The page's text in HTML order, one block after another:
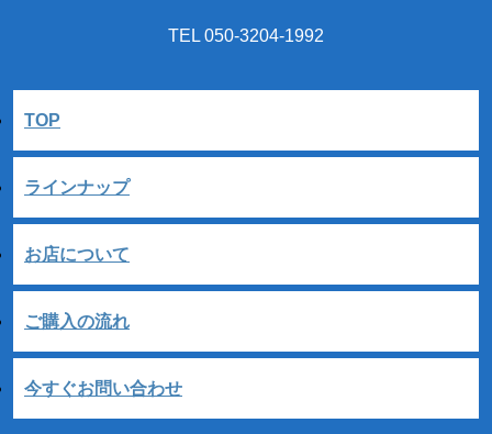
TEL 050-3204-1992
TOP
ラインナップ
お店について
ご購入の流れ
今すぐお問い合わせ